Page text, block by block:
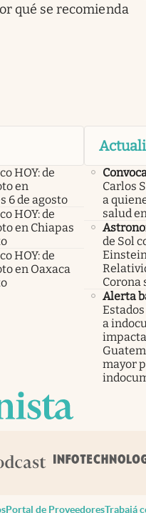
qué se recomienda
HOY: de
en
6 de agosto
HOY: de
en Chiapas
HOY: de
en Oaxaca
Carlos
a
salud
de Sol
Corona
Alerta
a
mayor
Portal de ProveedoresTrabajá